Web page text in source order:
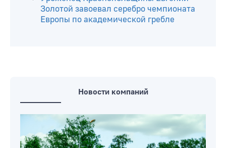
Белорусская теннисистка Арина
Соболенко вышла в третий раунд
Европы по академической гребле